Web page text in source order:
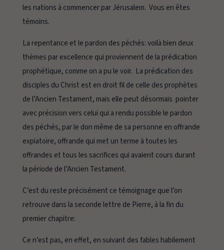
les nations à commencer par Jérusalem. Vous en êtes
témoins.
La repentance et le pardon des péchés: voilà bien deux
thèmes par excellence qui proviennent de la prédication
prophétique, comme on a pu le voir. La prédication des
disciples du Christ est en droit fil de celle des prophètes
de l’Ancien Testament, mais elle peut désormais pointer
avec précision vers celui qui a rendu possible le pardon
des péchés, par le don même de sa personne en offrande
expiatoire, offrande qui met un terme à toutes les
offrandes et tous les sacrifices qui avaient cours durant
la période de l’Ancien Testament.
C’est du reste précisément ce témoignage que l’on
retrouve dans la seconde lettre de Pierre, à la fin du
premier chapitre:
Ce n’est pas, en effet, en suivant des fables habilement